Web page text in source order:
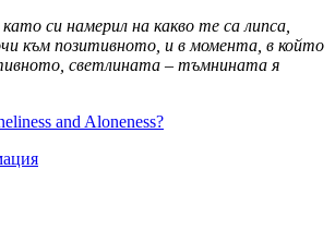
си намерил на какво те са липса,
към позитивното, и в момента, в който
светлината – тъмнината я
and Aloneness?